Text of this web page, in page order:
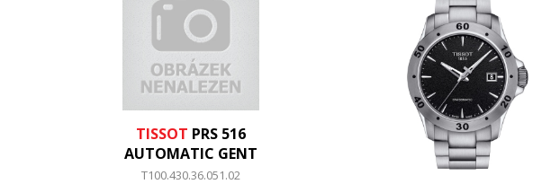
TISSOT PRS 516
AUTOMATIC GENT
T100.430.36.051.02